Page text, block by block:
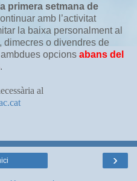
primera setmana de
amb l’activitat
la baixa personalment al
dimecres o divendres de
opcions abans del
.
al
›